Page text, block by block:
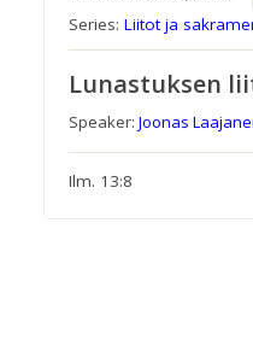
Series:Liitot ja
Lunastuksen
Speaker:Joonas
Ilm. 13:8